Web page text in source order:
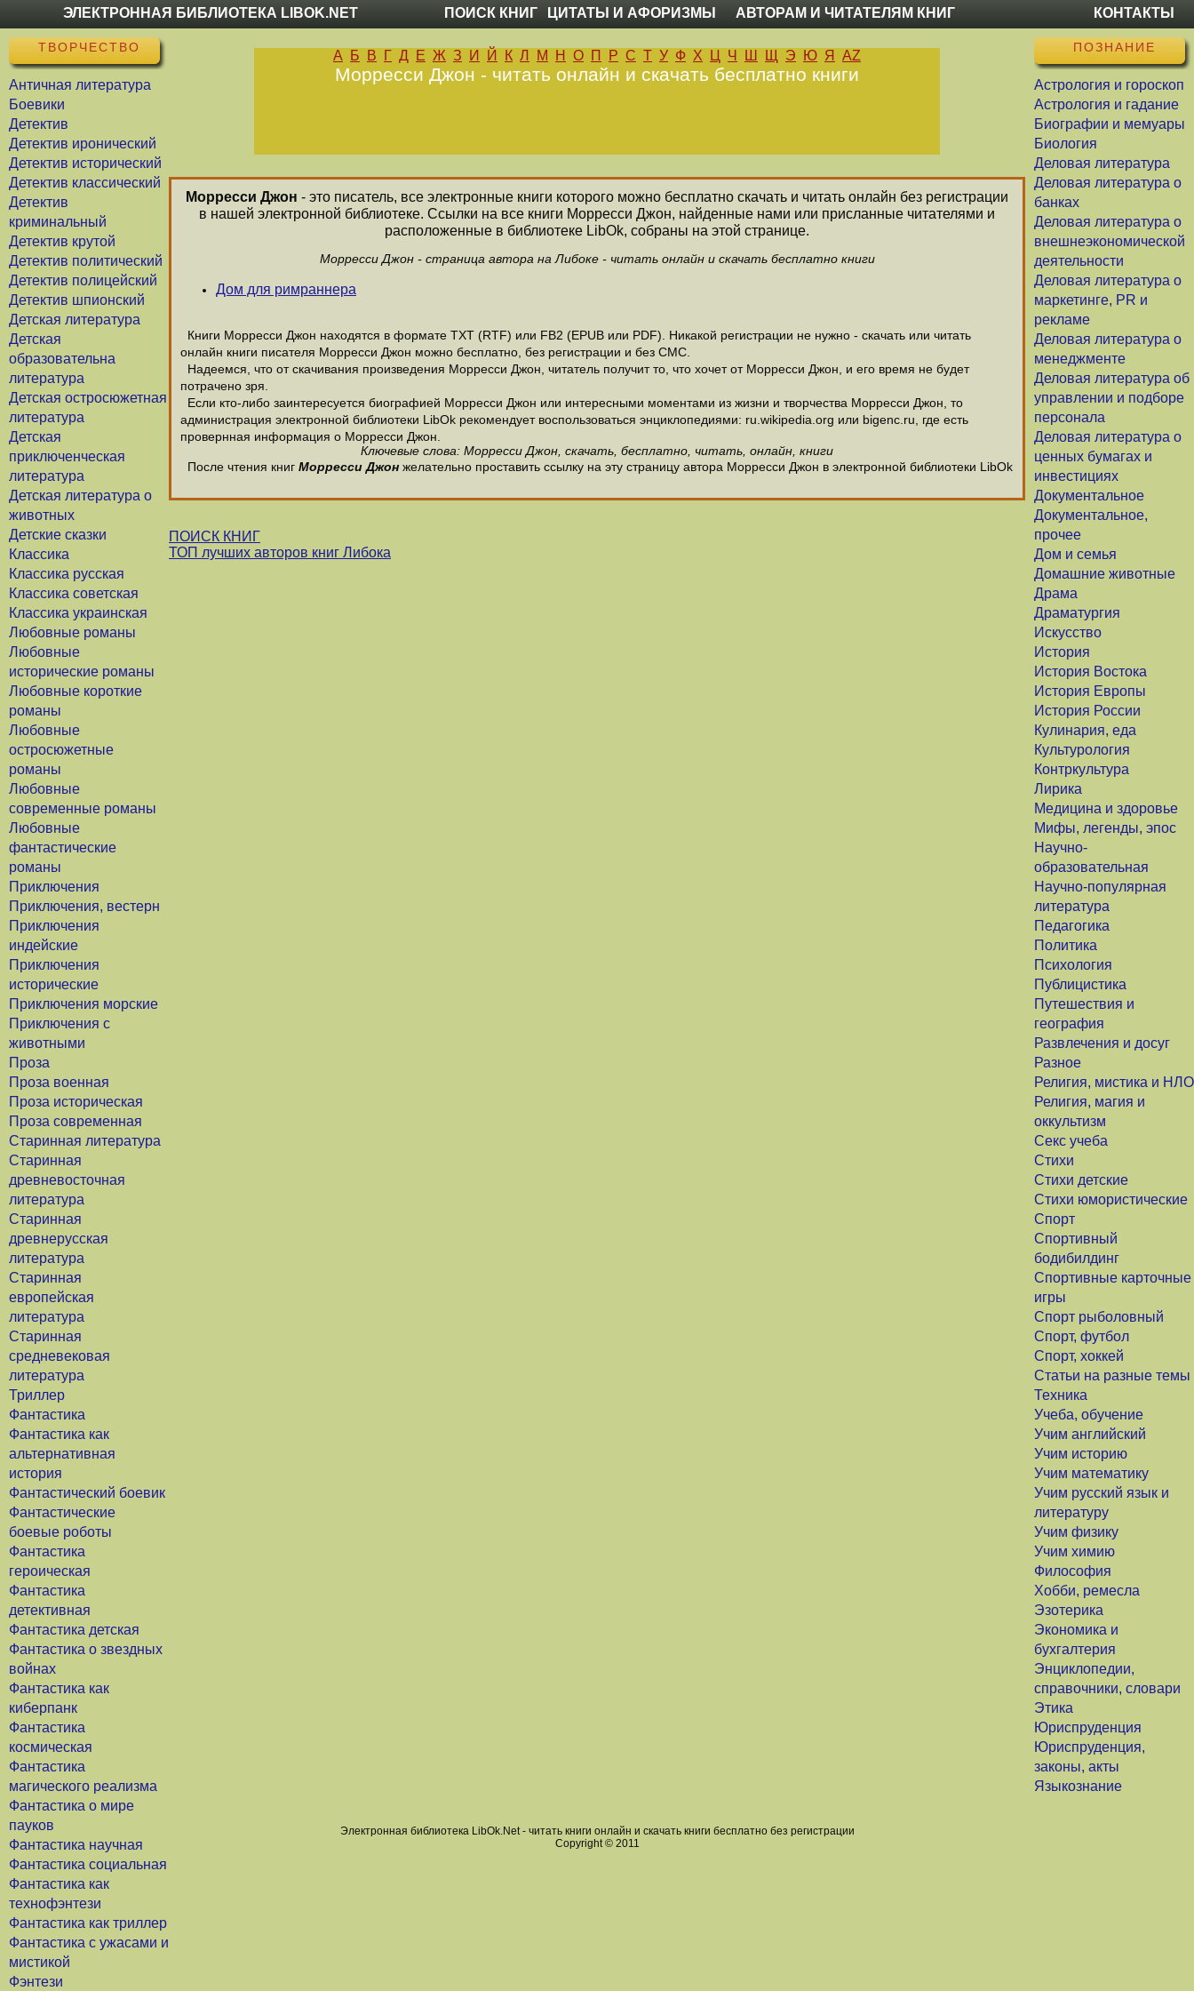
ЭЛЕКТРОННАЯ БИБЛИОТЕКА LIBOK.NET ПОИСК КНИГ ЦИТАТЫ И АФОРИЗМЫ АВТОРАМ И ЧИТАТЕЛЯМ КНИГ КОНТАКТЫ
ТВОРЧЕСТВО
Античная литература
Боевики
Детектив
Детектив иронический
Детектив исторический
Детектив классический
Детектив
криминальный
Детектив крутой
Детектив политический
Детектив полицейский
Детектив шпионский
Детская литература
Детская
образовательна
литература
Детская остросюжетная
литература
Детская
приключенческая
литература
Детская литература о
животных
Детские сказки
Классика
Классика русская
Классика советская
Классика украинская
Любовные романы
Любовные
исторические романы
Любовные короткие
романы
Любовные
остросюжетные
романы
Любовные
современные романы
Любовные
фантастические
романы
Приключения
Приключения, вестерн
Приключения
индейские
Приключения
исторические
Приключения морские
Приключения с
животными
Проза
Проза военная
Проза историческая
Проза современная
Старинная литература
Старинная
древневосточная
литература
Старинная
древнерусская
литература
Старинная
европейская
литература
Старинная
средневековая
литература
Триллер
Фантастика
Фантастика как
альтернативная
история
Фантастический боевик
Фантастические
боевые роботы
Фантастика
героическая
Фантастика
детективная
Фантастика детская
Фантастика о звездных
войнах
Фантастика как
киберпанк
Фантастика
космическая
Фантастика
магического реализма
Фантастика о мире
пауков
Фантастика научная
Фантастика социальная
Фантастика как
технофэнтези
Фантастика как триллер
Фантастика с ужасами и
мистикой
Фэнтези
ПОЗНАНИЕ
Астрология и гороскоп
Астрология и гадание
Биографии и мемуары
Биология
Деловая литература
Деловая литература о
банках
Деловая литература о
внешнеэкономической
деятельности
Деловая литература о
маркетинге, PR и
рекламе
Деловая литература о
менеджменте
Деловая литература об
управлении и подборе
персонала
Деловая литература о
ценных бумагах и
инвестициях
Документальное
Документальное,
прочее
Дом и семья
Домашние животные
Драма
Драматургия
Искусство
История
История Востока
История Европы
История России
Кулинария, еда
Культурология
Контркультура
Лирика
Медицина и здоровье
Мифы, легенды, эпос
Научно-
образовательная
Научно-популярная
литература
Педагогика
Политика
Психология
Публицистика
Путешествия и
география
Развлечения и досуг
Разное
Религия, мистика и НЛО
Религия, магия и
оккультизм
Секс учеба
Стихи
Стихи детские
Стихи юмористические
Спорт
Спортивный
бодибилдинг
Спортивные карточные
игры
Спорт рыболовный
Спорт, футбол
Спорт, хоккей
Статьи на разные темы
Техника
Учеба, обучение
Учим английский
Учим историю
Учим математику
Учим русский язык и
литературу
Учим физику
Учим химию
Философия
Хобби, ремесла
Эзотерика
Экономика и
бухгалтерия
Энциклопедии,
справочники, словари
Этика
Юриспруденция
Юриспруденция,
законы, акты
Языкознание
А Б В Г Д Е Ж З И Й К Л М Н О П Р С Т У Ф Х Ц Ч Ш Щ Э Ю Я AZ
Морресси Джон - читать онлайн и скачать бесплатно книги
Морресси Джон - это писатель, все электронные книги которого можно бесплатно скачать и читать онлайн без регистрации
в нашей электронной библиотеке. Ссылки на все книги Морресси Джон, найденные нами или присланные читателями и
расположенные в библиотеке LibOk, собраны на этой странице.
Морресси Джон - страница автора на Либоке - читать онлайн и скачать бесплатно книги
Дом для римраннера
Книги Морресси Джон находятся в формате ТХТ (RTF) или FB2 (EPUB или PDF). Никакой регистрации не нужно - скачать или читать
онлайн книги писателя Морресси Джон можно бесплатно, без регистрации и без СМС.
Надеемся, что от скачивания произведения Морресси Джон, читатель получит то, что хочет от Морресси Джон, и его время не будет
потрачено зря.
Если кто-либо заинтересуется биографией Морресси Джон или интересными моментами из жизни и творчества Морресси Джон, то
администрация электронной библиотеки LibOk рекомендует воспользоваться энциклопедиями: ru.wikipedia.org или bigenc.ru, где есть
провернная информация о Морресси Джон.
Ключевые слова: Морресси Джон, скачать, бесплатно, читать, онлайн, книги
После чтения книг Морресси Джон желательно проставить ссылку на эту страницу автора Морресси Джон в электронной библиотеки LibOk
ПОИСК КНИГ
ТОП лучших авторов книг Либока
Электронная библиотека LibOk.Net - читать книги онлайн и скачать книги бесплатно без регистрации
Copyright © 2011